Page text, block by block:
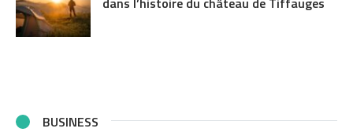
BUSINESS